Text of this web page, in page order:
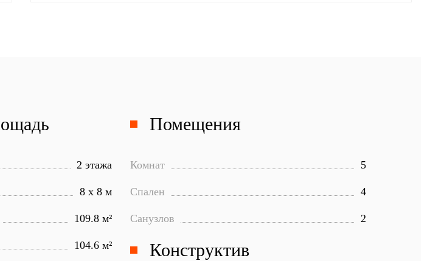
2 этажа
8 х 8 м
109.8 м²
104.6 м²
Помещения
Комнат 5
Спален 4
Санузлов 2
Конструктив